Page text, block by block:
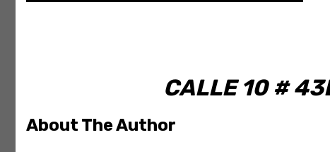
CALLE 10 #
About The Author